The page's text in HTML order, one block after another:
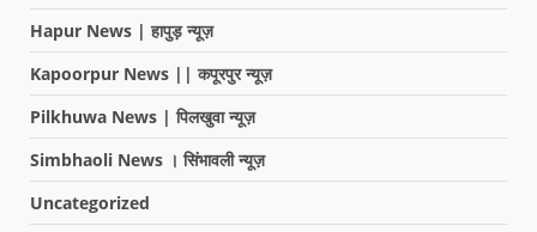
Hapur News | हापुड़ न्यूज़
Kapoorpur News || कपूरपुर न्यूज़
Pilkhuwa News | पिलखुवा न्यूज़
Simbhaoli News । सिंभावली न्यूज़
Uncategorized